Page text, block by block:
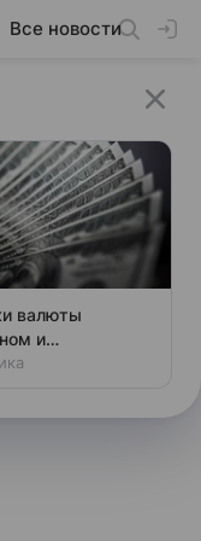
Все новости
валюты
и
разогнали